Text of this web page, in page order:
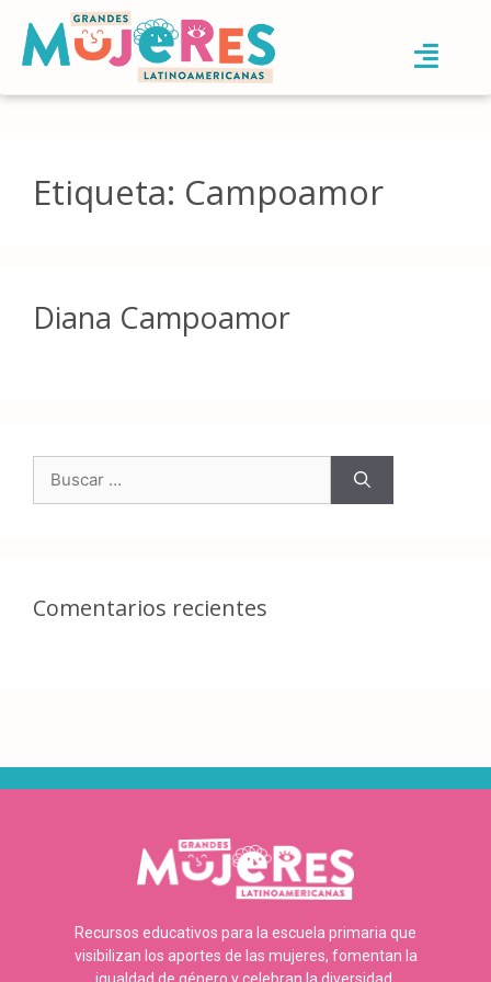
Etiqueta: Campoamor
Diana Campoamor
Comentarios recientes
Recursos educativos para la escuela primaria que
visibilizan los aportes de las mujeres, fomentan la
igualdad de género y celebran la diversidad.